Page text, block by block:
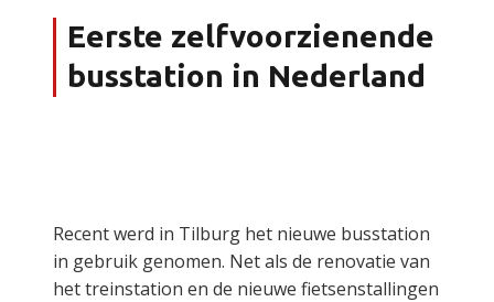
Eerste zelfvoorzienende
busstation in Nederland
Recent werd in Tilburg het nieuwe busstation
in gebruik genomen. Net als de renovatie van
het treinstation en de nieuwe fietsenstallingen